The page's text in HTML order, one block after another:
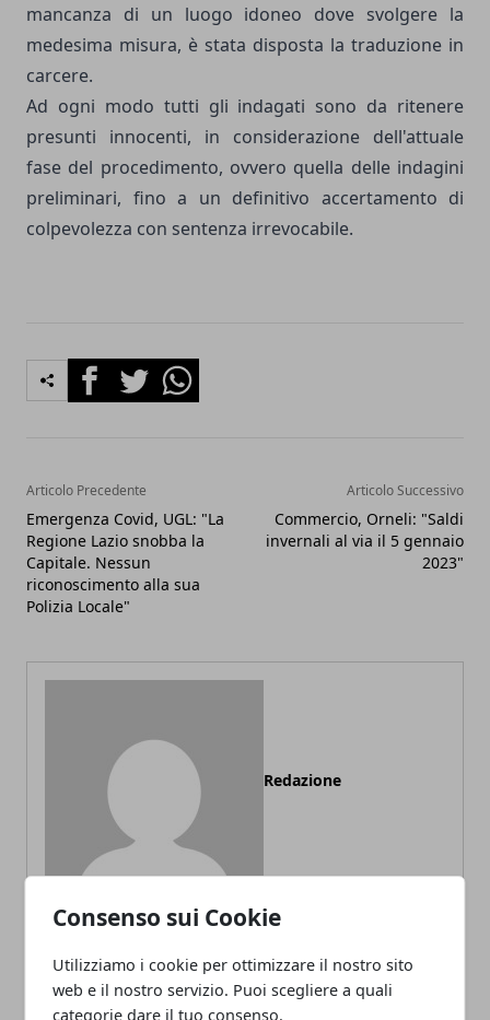
Consenso sui Cookie
Utilizziamo i cookie per ottimizzare il nostro sito
web e il nostro servizio. Puoi scegliere a quali
categorie dare il tuo consenso.
mancanza di un luogo idoneo dove svolgere la
medesima misura, è stata disposta la traduzione in
carcere.
Ad ogni modo tutti gli indagati sono da ritenere
presunti innocenti, in considerazione dell'attuale
fase del procedimento, ovvero quella delle indagini
preliminari, fino a un definitivo accertamento di
colpevolezza con sentenza irrevocabile.
FacebookTwitterWhatsapp
Articolo Precedente
Emergenza Covid, UGL: "La
Regione Lazio snobba la
Capitale. Nessun
riconoscimento alla sua
Polizia Locale"
Articolo Successivo
Commercio, Orneli: "Saldi
invernali al via il 5 gennaio
2023"
Redazione
ARTICOLI CORRELATI